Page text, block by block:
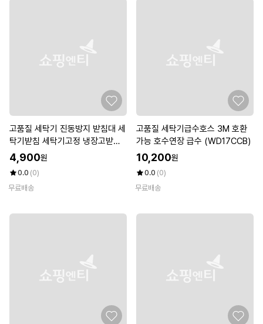
고품질 세탁기 진동방지 받침대 세
탁기받침 세탁기고정 냉장고받침
대 (W8DD08F)
4,900원
0.0 (0)
무료배송
고품질 세탁기급수호스 3M 호환
가능 호수연장 급수 (WD17CCB)
10,200원
0.0 (0)
무료배송